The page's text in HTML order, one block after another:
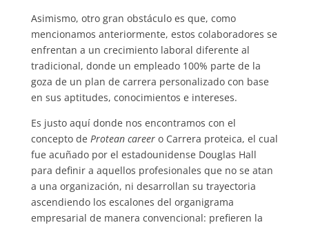
Asimismo, otro gran obstáculo es que, como
mencionamos anteriormente, estos colaboradores se
enfrentan a un crecimiento laboral diferente al
tradicional, donde un empleado 100% parte de la
goza de un plan de carrera personalizado con base
en sus aptitudes, conocimientos e intereses.
Es justo aquí donde nos encontramos con el
concepto de Protean careero Carrera proteica, el cual
fue acuñado por el estadounidense Douglas Hall
para definir a aquellos profesionales que no se atan
a una organización, ni desarrollan su trayectoria
ascendiendo los escalones del organigrama
empresarial de manera convencional: prefieren la